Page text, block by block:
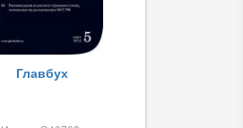
Главбух